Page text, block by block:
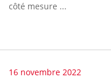
côté mesure ...
16 novembre 2022